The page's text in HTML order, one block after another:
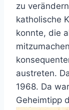
zu
katholische
konnte, die
austreten.
1968. Da
Geheimtipp